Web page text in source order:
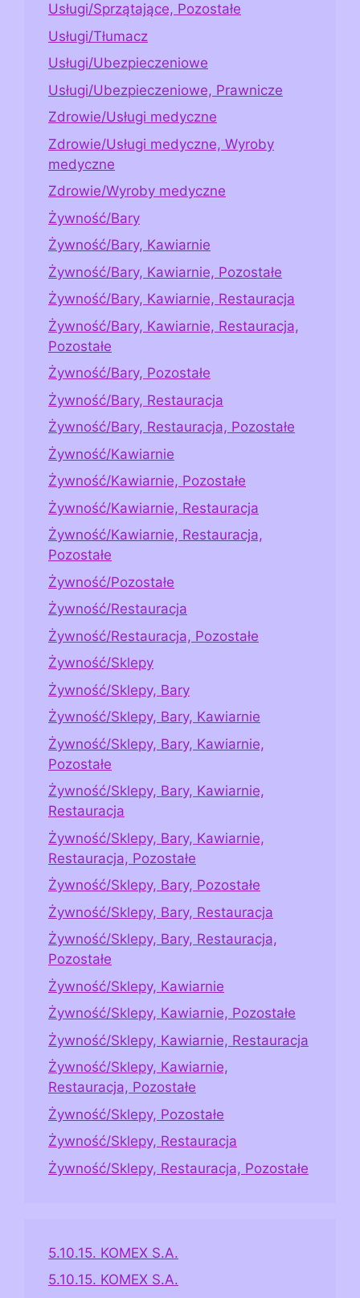
Usługi/Sprzątające, Pozostałe
Usługi/Tłumacz
Usługi/Ubezpieczeniowe
Usługi/Ubezpieczeniowe, Prawnicze
Zdrowie/Usługi medyczne
Zdrowie/Usługi medyczne, Wyroby
medyczne
Zdrowie/Wyroby medyczne
Żywność/Bary
Żywność/Bary, Kawiarnie
Żywność/Bary, Kawiarnie, Pozostałe
Żywność/Bary, Kawiarnie, Restauracja
Żywność/Bary, Kawiarnie, Restauracja,
Pozostałe
Żywność/Bary, Pozostałe
Żywność/Bary, Restauracja
Żywność/Bary, Restauracja, Pozostałe
Żywność/Kawiarnie
Żywność/Kawiarnie, Pozostałe
Żywność/Kawiarnie, Restauracja
Żywność/Kawiarnie, Restauracja,
Pozostałe
Żywność/Pozostałe
Żywność/Restauracja
Żywność/Restauracja, Pozostałe
Żywność/Sklepy
Żywność/Sklepy, Bary
Żywność/Sklepy, Bary, Kawiarnie
Żywność/Sklepy, Bary, Kawiarnie,
Pozostałe
Żywność/Sklepy, Bary, Kawiarnie,
Restauracja
Żywność/Sklepy, Bary, Kawiarnie,
Restauracja, Pozostałe
Żywność/Sklepy, Bary, Pozostałe
Żywność/Sklepy, Bary, Restauracja
Żywność/Sklepy, Bary, Restauracja,
Pozostałe
Żywność/Sklepy, Kawiarnie
Żywność/Sklepy, Kawiarnie, Pozostałe
Żywność/Sklepy, Kawiarnie, Restauracja
Żywność/Sklepy, Kawiarnie,
Restauracja, Pozostałe
Żywność/Sklepy, Pozostałe
Żywność/Sklepy, Restauracja
Żywność/Sklepy, Restauracja, Pozostałe
5.10.15. KOMEX S.A.
5.10.15. KOMEX S.A.